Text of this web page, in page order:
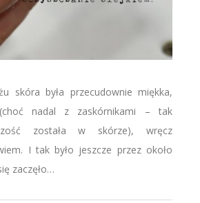
skóra była przecudownie miękka,
nadal z zaskórnikami – tak
została w skórze), wręcz
I tak było jeszcze przez około
zaczęło…